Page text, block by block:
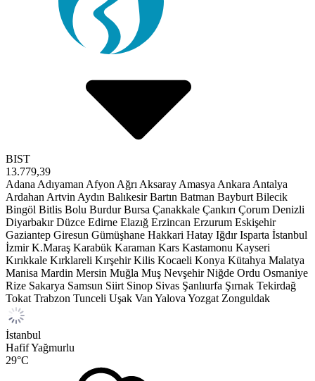
BIST
13.779,39
Adana Adıyaman Afyon Ağrı Aksaray Amasya Ankara Antalya
Ardahan Artvin Aydın Balıkesir Bartın Batman Bayburt Bilecik
Bingöl Bitlis Bolu Burdur Bursa Çanakkale Çankırı Çorum Denizli
Diyarbakır Düzce Edirne Elazığ Erzincan Erzurum Eskişehir
Gaziantep Giresun Gümüşhane Hakkari Hatay Iğdır Isparta İstanbul
İzmir K.Maraş Karabük Karaman Kars Kastamonu Kayseri
Kırıkkale Kırklareli Kırşehir Kilis Kocaeli Konya Kütahya Malatya
Manisa Mardin Mersin Muğla Muş Nevşehir Niğde Ordu Osmaniye
Rize Sakarya Samsun Siirt Sinop Sivas Şanlıurfa Şırnak Tekirdağ
Tokat Trabzon Tunceli Uşak Van Yalova Yozgat Zonguldak
İstanbul
Hafif Yağmurlu
29°C